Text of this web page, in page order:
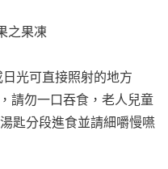
之果凍
光可直接照射的地方
請勿一口吞食，老人兒童
匙分段進食並請細嚼慢嚥